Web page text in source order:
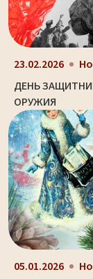
23.02.2026
ДЕНЬ
ОРУЖИЯ
05.01.2026